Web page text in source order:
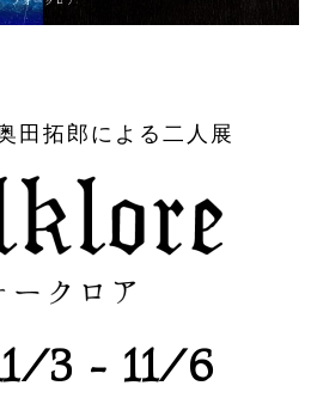
田拓郎による二人展
3 - 11/6